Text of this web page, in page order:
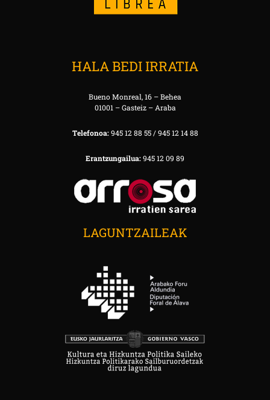
HALA BEDI IRRATIA
Bueno Monreal, 16 – Behea
01001 – Gasteiz – Araba
Telefonoa:945 12 88 55 / 945 12 14 88
Erantzungailua:945 12 09 89
LAGUNTZAILEAK